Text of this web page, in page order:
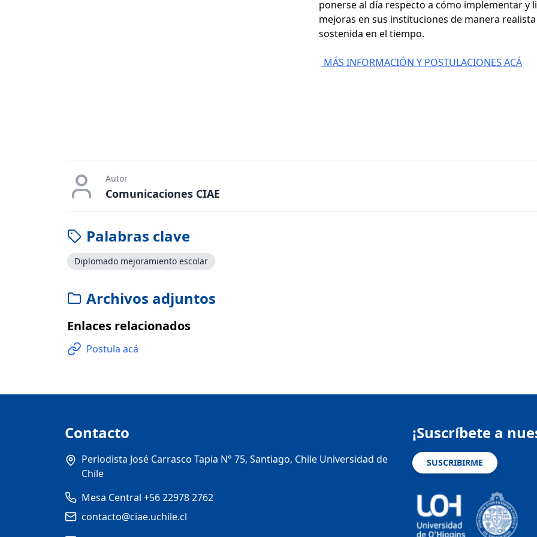
ponerse al día respecto a cómo implementar y
mejoras en sus instituciones de manera
sostenida en el tiempo.
MÁS INFORMACIÓN Y POSTULACIONES ACÁ
Autor
Comunicaciones CIAE
Palabras clave
Diplomado mejoramiento escolar
Archivos adjuntos
Enlaces relacionados
Postula acá
Contacto
Periodista José Carrasco Tapia N° 75, Santiago, Chile Universidad de
Chile
Mesa Central +56 22978 2762
contacto@ciae.uchile.cl
¡Suscríbete a
SUSCRIBIRME